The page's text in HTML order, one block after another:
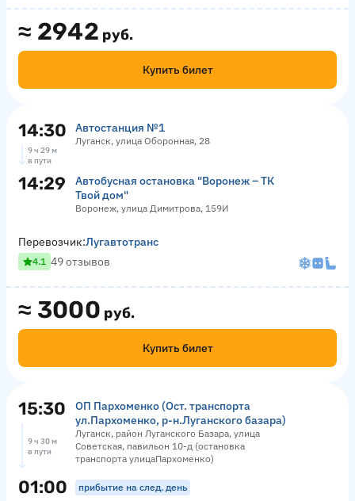
≈ 2942 руб.
Купить билет
14:30 Автостанция №1
Луганск, улица Оборонная, 28
9 ч 29 м
в пути
14:29
Автобусная остановка "Воронеж – ТК
Твой дом"
Воронеж, улица Димитрова, 159И
≈ 3000 руб.
Купить билет
Перевозчик:Лугавтотранс
4.1 49 отзывов
15:30
ОП Пархоменко (Ост. транспорта
ул.Пархоменко, р-н.Луганского базара)
Луганск, район Луганского Базара, улица
Советская, павильон 10-д (остановка
транспорта улицаПархоменко)
9 ч 30 м
в пути
01:00 прибытие на след. день